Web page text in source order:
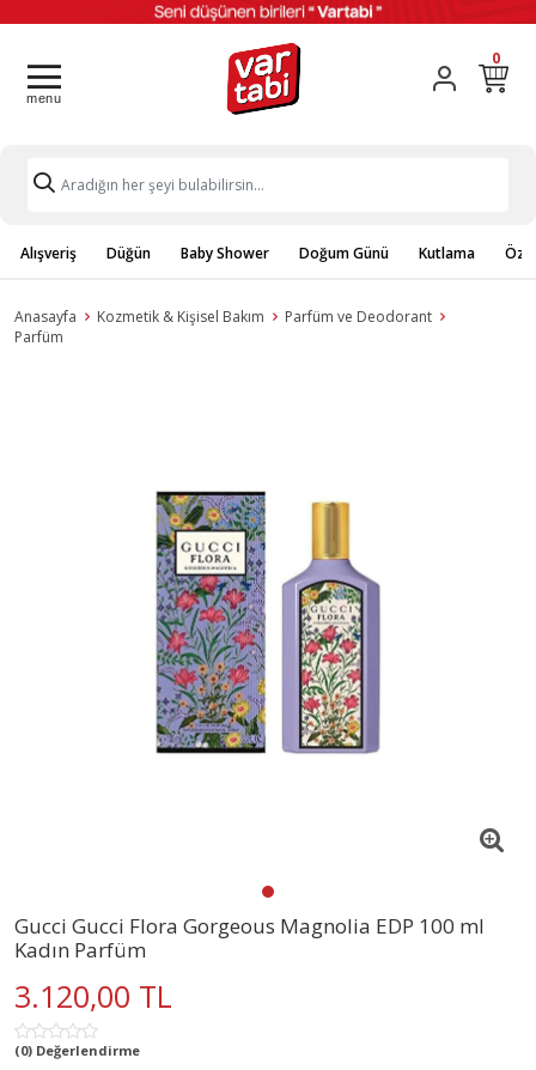
0
Alışveriş Düğün Baby Shower Doğum Günü Kutlama
Anasayfa Kozmetik & Kişisel Bakım
Parfüm ve Deodorant
Parfüm
Gucci Gucci Flora Gorgeous Magnolia EDP 100 ml
Kadın Parfüm
3.120,00 TL
(0) Değerlendirme